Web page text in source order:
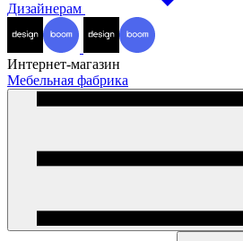
Дизайнерам
Интернет-магазин
Мебельная фабрика